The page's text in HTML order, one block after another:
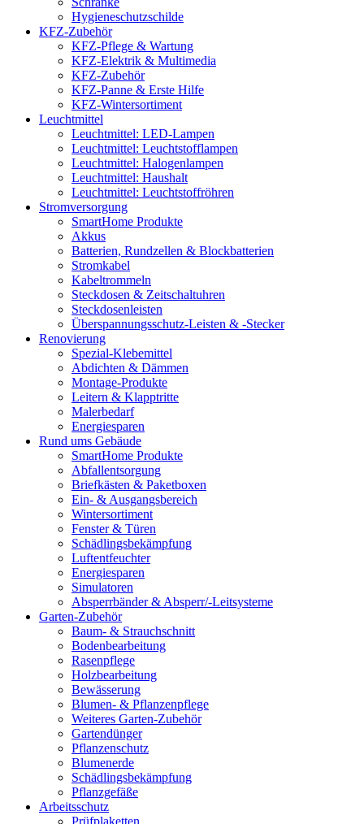
Hygieneschutzschilde
KFZ-Zubehör
KFZ-Pflege & Wartung
KFZ-Elektrik & Multimedia
KFZ-Zubehör
KFZ-Panne & Erste Hilfe
KFZ-Wintersortiment
Leuchtmittel
Leuchtmittel: LED-Lampen
Leuchtmittel: Leuchtstofflampen
Leuchtmittel: Halogenlampen
Leuchtmittel: Haushalt
Leuchtmittel: Leuchtstoffröhren
Stromversorgung
SmartHome Produkte
Akkus
Batterien, Rundzellen & Blockbatterien
Stromkabel
Kabeltrommeln
Steckdosen & Zeitschaltuhren
Steckdosenleisten
Überspannungsschutz-Leisten & -Stecker
Renovierung
Spezial-Klebemittel
Abdichten & Dämmen
Montage-Produkte
Leitern & Klapptritte
Malerbedarf
Energiesparen
Rund ums Gebäude
SmartHome Produkte
Abfallentsorgung
Briefkästen & Paketboxen
Ein- & Ausgangsbereich
Wintersortiment
Fenster & Türen
Schädlingsbekämpfung
Luftentfeuchter
Energiesparen
Simulatoren
Absperrbänder & Absperr/-Leitsysteme
Garten-Zubehör
Baum- & Strauchschnitt
Bodenbearbeitung
Rasenpflege
Holzbearbeitung
Bewässerung
Blumen- & Pflanzenpflege
Weiteres Garten-Zubehör
Gartendünger
Pflanzenschutz
Blumenerde
Schädlingsbekämpfung
Pflanzgefäße
Arbeitsschutz
Prüfplaketten